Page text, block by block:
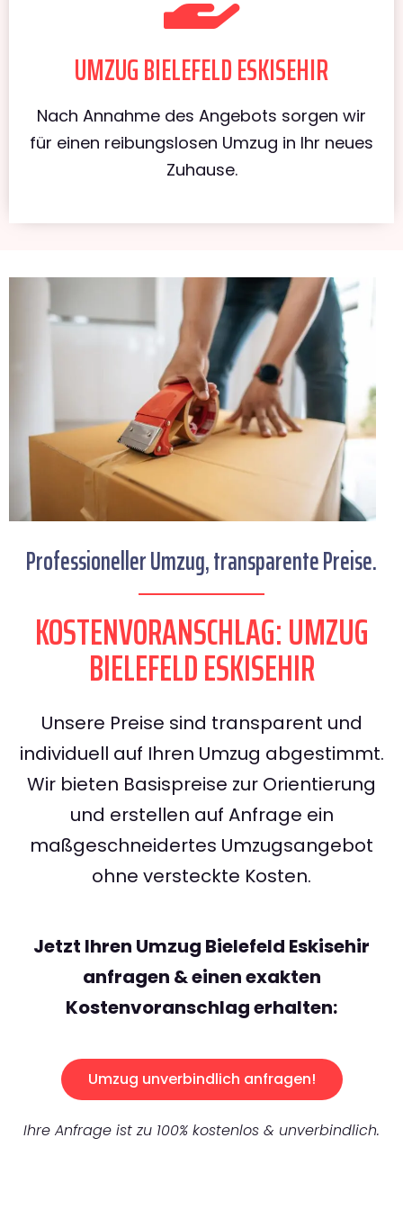
UMZUG BIELEFELD ESKISEHIR
Nach Annahme des Angebots sorgen wir
für einen reibungslosen Umzug in Ihr neues
Zuhause.
Professioneller Umzug, transparente Preise.
KOSTENVORANSCHLAG: UMZUG
BIELEFELD ESKISEHIR
Unsere Preise sind transparent und
individuell auf Ihren Umzug abgestimmt.
Wir bieten Basispreise zur Orientierung
und erstellen auf Anfrage ein
maßgeschneidertes Umzugsangebot
ohne versteckte Kosten.
Jetzt Ihren Umzug Bielefeld Eskisehir
anfragen & einen exakten
Kostenvoranschlag erhalten:
Umzug unverbindlich anfragen!
Ihre Anfrage ist zu 100% kostenlos & unverbindlich.